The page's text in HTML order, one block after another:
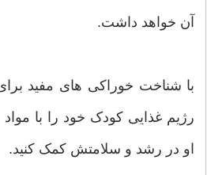
آن خواهد داشت.
با شناخت خوراکی های مفید
رژیم غذایی کودک خود را با
او در رشد و سلامتش کمک کنید.